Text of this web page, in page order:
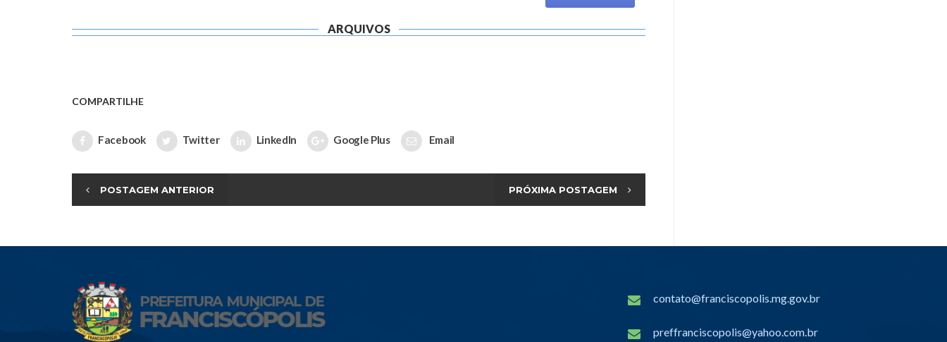
ARQUIVOS
COMPARTILHE
Facebook Twitter LinkedIn Google Plus Email
POSTAGEM ANTERIOR PRÓXIMA POSTAGEM
contato@franciscopolis.mg.gov.br
preffranciscopolis@yahoo.com.br